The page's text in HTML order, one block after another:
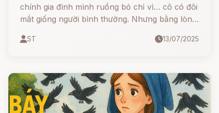
chính gia đình mình ruồng bỏ chỉ vì… cô có đôi
mắt giống người bình thường. Nhưng bằng lòng
vượt qua gian khổ để tìm được hạnh phúc.
ST 13/07/2025